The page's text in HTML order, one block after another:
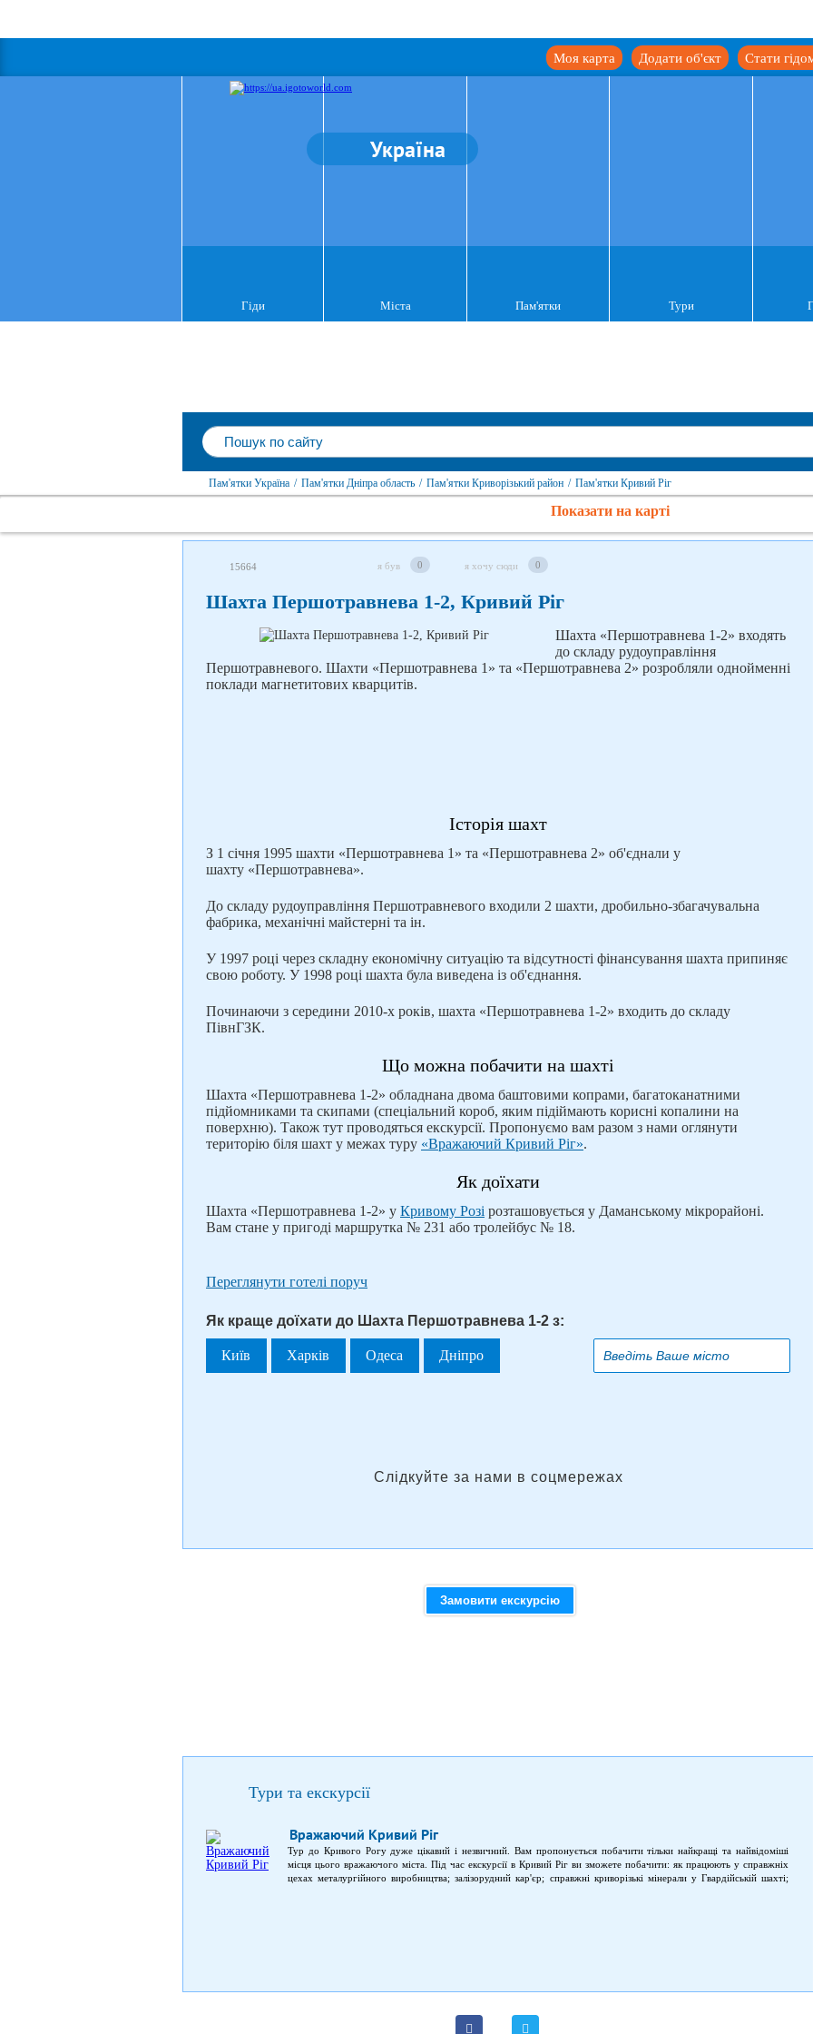
Стати
Додати об'єкт
Моя карта
Україна
Гіди Міста Пам'ятки Тури
Пам'ятки Україна / Пам'ятки Дніпра область / Пам'ятки Криворізький район / Пам'ятки Кривий Ріг
Показати на карті
15664 я був 0 я хочу сюди 0
Шахта Першотравнева 1-2, Кривий Ріг
Шахта «Першотравнева 1-2» входять
до складу рудоуправління
Першотравневого. Шахти «Першотравнева 1» та «Першотравнева 2» розробляли однойменні
поклади магнетитових кварцитів.
Історія шахт
З 1 січня 1995 шахти «Першотравнева 1» та «Першотравнева 2» об'єднали у
шахту «Першотравнева».
До складу рудоуправління Першотравневого входили 2 шахти, дробильно-збагачувальна
фабрика, механічні майстерні та ін.
У 1997 році через складну економічну ситуацію та відсутності фінансування шахта припиняє
свою роботу. У 1998 році шахта була виведена із об'єднання.
Починаючи з середини 2010-х років, шахта «Першотравнева 1-2» входить до складу
ПівнГЗК.
Що можна побачити на шахті
Шахта «Першотравнева 1-2» обладнана двома баштовими копрами, багатоканатними
підйомниками та скипами (спеціальний короб, яким підіймають корисні копалини на
поверхню). Також тут проводяться екскурсії. Пропонуємо вам разом з нами оглянути
територію біля шахт у межах туру «Вражаючий Кривий Ріг».
Як доїхати
Шахта «Першотравнева 1-2» у Кривому Розі розташовується у Даманському мікрорайоні.
Вам стане у пригоді маршрутка № 231 або тролейбус № 18.
Переглянути готелі поруч
Як краще доїхати до Шахта Першотравнева 1-2 з:
Київ Харків Одеса Дніпро
Слідкуйте за нами в соцмережах
Замовити екскурсію
Тури та екскурсії
Вражаючий Кривий Ріг
Тур до Кривого Рогу дуже цікавий і незвичний. Вам пропонується побачити тільки найкращі та найвідоміші
місця цього вражаючого міста. Під час екскурсії в Кривий Ріг ви зможете побачити: як працюють у справжніх
цехах металургійного виробництва; залізорудний кар'єр; справжні криворізькі мінерали у Гвардійській шахті;